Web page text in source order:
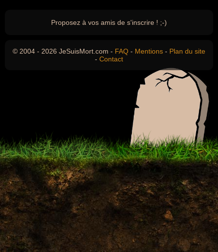
Proposez à vos amis de s'inscrire ! ;-)
© 2004 - 2026 JeSuisMort.com - FAQ - Mentions - Plan du site
- Contact